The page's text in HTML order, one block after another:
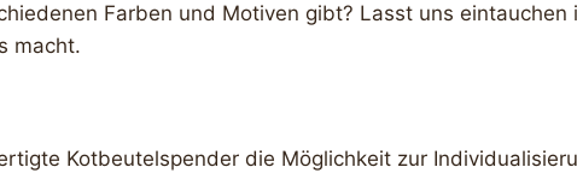
Farben und Motiven gibt? Lasst uns eintauchen
macht.
Kotbeutelspender die Möglichkeit zur